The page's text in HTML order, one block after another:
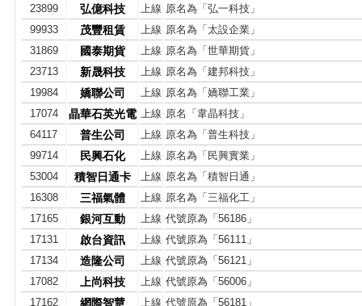
23899
弘億科技 上線 原名為「弘一科技」
99933
茂豐租賃 上線 原名為「太設企業」
31869
國泰期貨 上線 原名為「世華期貨」
23713
新晟科技 上線 原名為「建邦科技」
19984
嬌聯公司 上線 原名為「嬌聯工業」
17074
晶華石英光電 上線 原名「韋晶科技」
64117
普生公司 上線 原名為「普生科技」
99714
民興石化 上線 原名為「民興實業」
53004
積智日通卡 上線 原名為「積智日通」
16308
三福氣體 上線 原名為「三福化工」
17165
銀河互動 上線 代號原為「56186」
17131
啟台資訊 上線 代號原為「56111」
17134
造隆公司 上線 代號原為「56121」
17082
上尚科技 上線 代號原為「56006」
17162
網際智慧 上線 代號原為「56181」